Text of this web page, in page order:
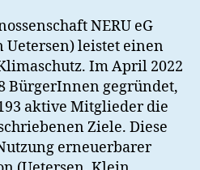
NERU eG
Uetersen) leistet einen
Im April 2022
BürgerInnen gegründet,
aktive Mitglieder die
Ziele. Diese
erneuerbarer